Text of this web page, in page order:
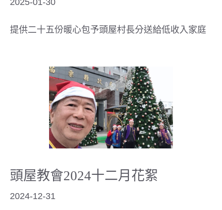
2025-01-30
提供二十五份暖心包予頭屋村長分送給低收入家庭
頭屋教會2024十二月花絮
2024-12-31